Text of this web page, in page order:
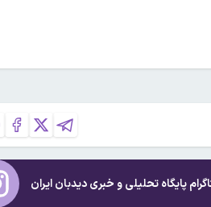
پایگاه تحلیلی و خبریدیدبان ایران